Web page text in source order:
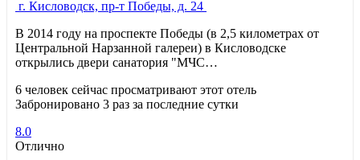
г. Кисловодск, пр-т Победы, д. 24
В 2014 году на проспекте Победы (в 2,5 километрах от
Центральной Нарзанной галереи) в Кисловодске
открылись двери санатория "МЧС…
6 человек сейчас просматривают этот отель
Забронировано 3 раз за последние сутки
8.0
Отлично